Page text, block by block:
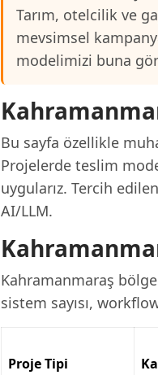
Tarım, otelcilik ve
mevsimsel
modelimizi buna
Bu sayfa özellikle
Projelerde teslim
uygularız. Tercih
AI/LLM.
Kahramanmaraş
sistem sayısı,
Proje Tipi